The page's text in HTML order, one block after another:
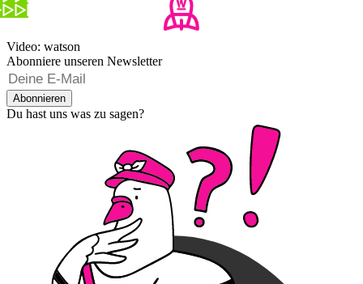
Video: watson
Abonniere unseren Newsletter
Abonnieren
Du hast uns was zu sagen?